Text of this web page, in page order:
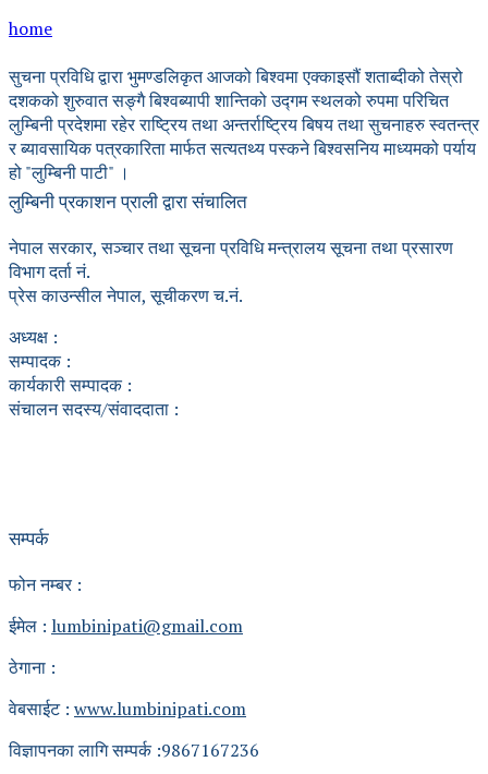
home
सुचना प्रविधि द्वारा भुमण्डलिकृत आजको बिश्वमा एक्काइसौं शताब्दीको तेस्रो
दशकको शुरुवात सङ्गै बिश्वब्यापी शान्तिको उद्गम स्थलको रुपमा परिचित
लुम्बिनी प्रदेशमा रहेर राष्ट्रिय तथा अन्तर्राष्ट्रिय बिषय तथा सुचनाहरु स्वतन्त्र
र ब्यावसायिक पत्रकारिता मार्फत सत्यतथ्य पस्कने बिश्वसनिय माध्यमको पर्याय
हो "लुम्बिनी पाटी" ।
लुम्बिनी प्रकाशन प्राली द्वारा संचालित
नेपाल सरकार, सञ्चार तथा सूचना प्रविधि मन्त्रालय सूचना तथा प्रसारण
विभाग दर्ता नं.
प्रेस काउन्सील नेपाल, सूचीकरण च.नं.
अध्यक्ष :
सम्पादक :
कार्यकारी सम्पादक :
संचालन सदस्य/संवाददाता :
सम्पर्क
फोन नम्बर :
ईमेल : lumbinipati@gmail.com
ठेगाना :
वेबसाईट : www.lumbinipati.com
विज्ञापनका लागि सम्पर्क :9867167236